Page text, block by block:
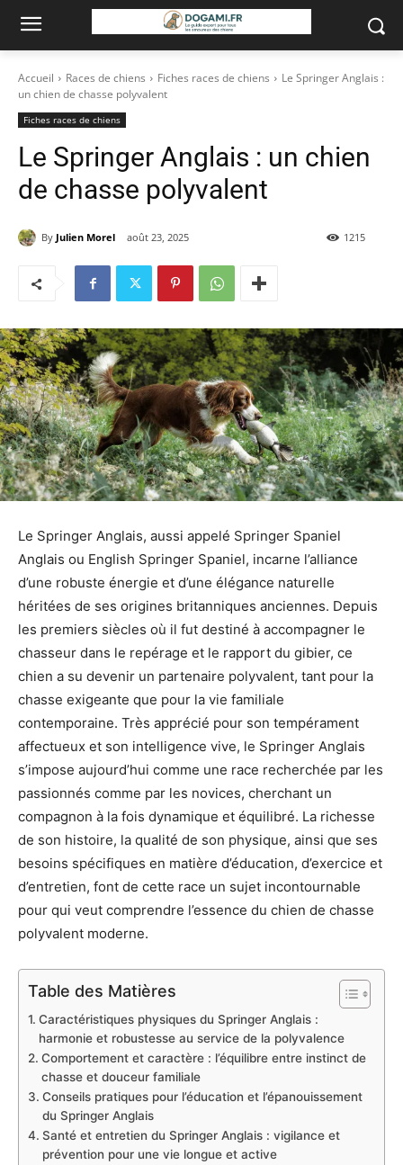
Accueil Races de chiens Fiches races de chiens
Le Springer Anglais :
un chien de chasse polyvalent
Fiches races de chiens
Le Springer Anglais : un chien
de chasse polyvalent
By Julien Morel août 23, 2025 1215
Le Springer Anglais, aussi appelé Springer Spaniel
Anglais ou English Springer Spaniel, incarne l’alliance
d’une robuste énergie et d’une élégance naturelle
héritées de ses origines britanniques anciennes. Depuis
les premiers siècles où il fut destiné à accompagner le
chasseur dans le repérage et le rapport du gibier, ce
chien a su devenir un partenaire polyvalent, tant pour la
chasse exigeante que pour la vie familiale
contemporaine. Très apprécié pour son tempérament
affectueux et son intelligence vive, le Springer Anglais
s’impose aujourd’hui comme une race recherchée par les
passionnés comme par les novices, cherchant un
compagnon à la fois dynamique et équilibré. La richesse
de son histoire, la qualité de son physique, ainsi que ses
besoins spécifiques en matière d’éducation, d’exercice et
d’entretien, font de cette race un sujet incontournable
pour qui veut comprendre l’essence du chien de chasse
polyvalent moderne.
Table des Matières
Caractéristiques physiques du Springer Anglais :
harmonie et robustesse au service de la polyvalence
Comportement et caractère : l’équilibre entre instinct de
chasse et douceur familiale
Conseils pratiques pour l’éducation et l’épanouissement
du Springer Anglais
Santé et entretien du Springer Anglais : vigilance et
prévention pour une vie longue et active